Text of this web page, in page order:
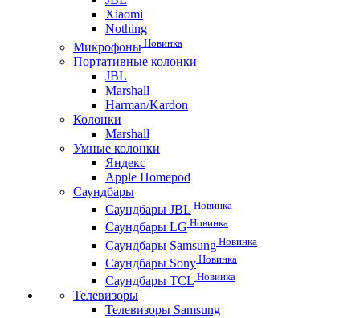
Xiaomi
Nothing
Микрофоны Новинка
Портативные колонки
JBL
Marshall
Harman/Kardon
Колонки
Marshall
Умные колонки
Яндекс
Apple Homepod
Саундбары
Саундбары JBL Новинка
Саундбары LG Новинка
Саундбары Samsung Новинка
Саундбары Sony Новинка
Саундбары TCL Новинка
Телевизоры
Телевизоры Samsung